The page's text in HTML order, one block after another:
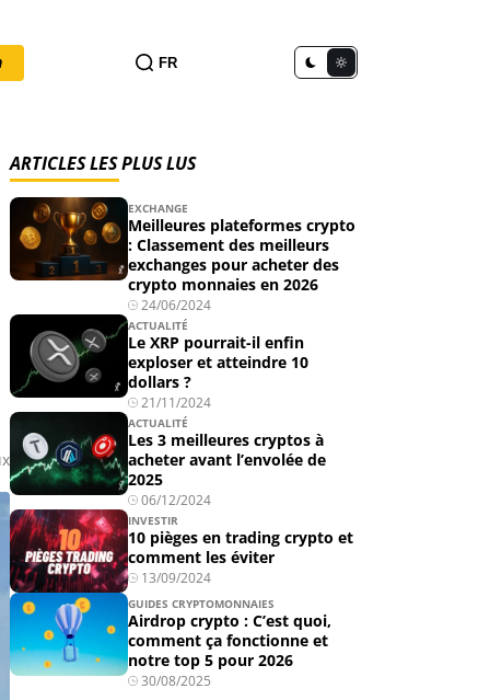
FR
ARTICLES LES PLUS LUS
EXCHANGE
Meilleures plateformes crypto
: Classement des meilleurs
exchanges pour acheter des
crypto monnaies en 2026
24/06/2024
ACTUALITÉ
Le XRP pourrait-il enfin
exploser et atteindre 10
dollars ?
21/11/2024
ACTUALITÉ
Les 3 meilleures cryptos à
acheter avant l’envolée de
2025
06/12/2024
INVESTIR
10 pièges en trading crypto et
comment les éviter
13/09/2024
GUIDES CRYPTOMONNAIES
Airdrop crypto : C’est quoi,
comment ça fonctionne et
notre top 5 pour 2026
30/08/2025